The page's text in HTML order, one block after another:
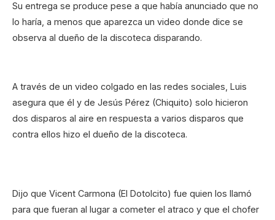
Su entrega se produce pese a que había anunciado que no
lo haría, a menos que aparezca un video donde dice se
observa al dueño de la discoteca disparando.
A través de un video colgado en las redes sociales, Luis
asegura que él y de Jesús Pérez (Chiquito) solo hicieron
dos disparos al aire en respuesta a varios disparos que
contra ellos hizo el dueño de la discoteca.
Dijo que Vicent Carmona (El Dotolcito) fue quien los llamó
para que fueran al lugar a cometer el atraco y que el chofer